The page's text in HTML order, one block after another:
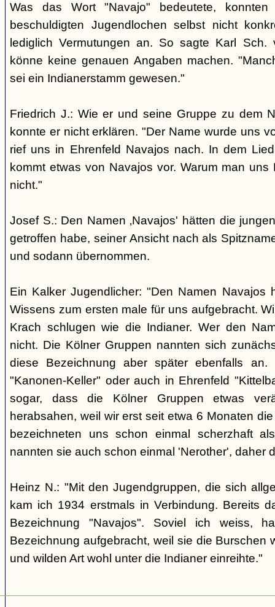
Was das Wort "Navajo" bedeutete, konnten
beschuldigten Jugendlochen selbst nicht
lediglich Vermutungen an. So sagte Karl
könne keine genauen Angaben machen.
sei ein Indianerstamm gewesen."
Friedrich J.: Wie er und seine Gruppe zu dem
konnte er nicht erklären. "Der Name wurde uns
rief uns in Ehrenfeld Navajos nach. In dem
kommt etwas von Navajos vor. Warum man
nicht."
Josef S.: Den Namen ‚Navajos' hätten die
getroffen habe, seiner Ansicht nach als
und sodann übernommen.
Ein Kalker Jugendlicher: "Den Namen Navajos
Wissens zum ersten male für uns aufgebracht.
Krach schlugen wie die Indianer. Wer den
nicht. Die Kölner Gruppen nannten sich
diese Bezeichnung aber später ebenfalls
"Kanonen-Keller" oder auch in Ehrenfeld
sogar, dass die Kölner Gruppen etwas
herabsahen, weil wir erst seit etwa 6 Monaten
bezeichneten uns schon einmal scherzhaft
nannten sie auch schon einmal 'Nerother', daher
Heinz N.: "Mit den Jugendgruppen, die sich
kam ich 1934 erstmals in Verbindung. Bereits
Bezeichnung "Navajos". Soviel ich weiss,
Bezeichnung aufgebracht, weil sie die Burschen
und wilden Art wohl unter die Indianer einreihte."